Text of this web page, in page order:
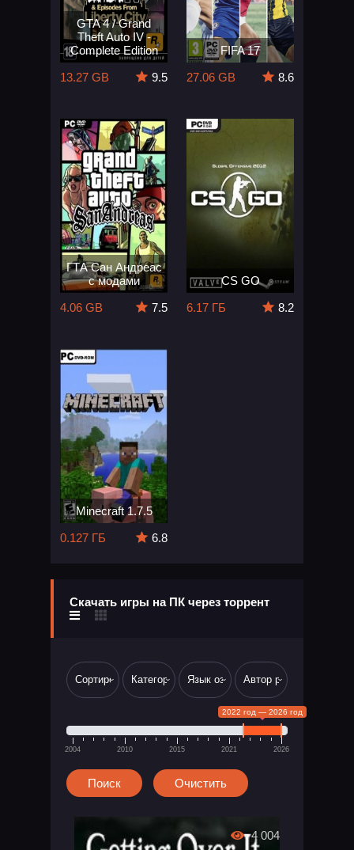
GTA 4 / Grand
Theft Auto IV -
Complete Edition
13.27 GB
9.5
FIFA 17
27.06 GB
8.6
ГТА Сан Андреас
с модами
4.06 GB
7.5
CS GO
6.17 ГБ
8.2
Minecraft 1.7.5
0.127 ГБ
6.8
Скачать игры на ПК через торрент
2022 год — 2026 год
2004 2010 2015 2021 2026
4 004